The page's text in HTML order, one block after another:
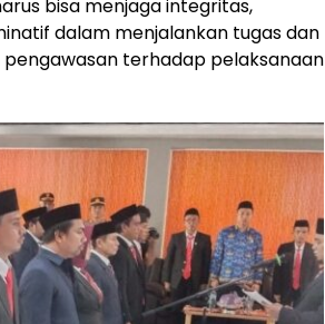
bisa menjaga integritas,
dalam menjalankan tugas dan
terhadap pelaksanaan